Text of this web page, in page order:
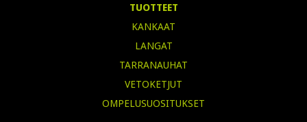
TUOTTEET
KANKAAT
LANGAT
TARRANAUHAT
VETOKETJUT
OMPELUSUOSITUKSET